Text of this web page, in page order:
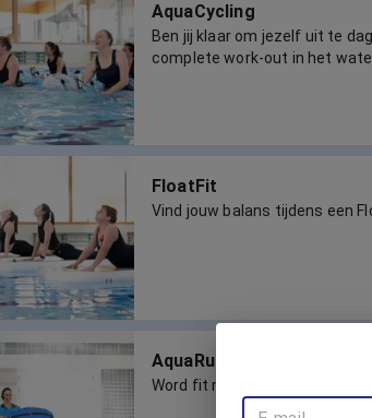
AquaCycling
Ben jij klaar om jezelf uit te
complete work-out in het
FloatFit
Vind jouw balans tijdens een
AquaRunning
Word fit met AquaRunning!